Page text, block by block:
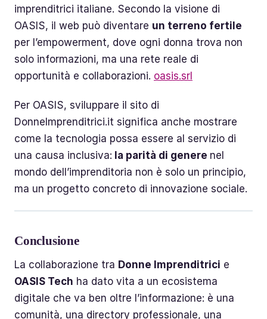
imprenditrici italiane. Secondo la visione di
OASIS, il web può diventare un terreno fertile
per l’empowerment, dove ogni donna trova non
solo informazioni, ma una rete reale di
opportunità e collaborazioni. oasis.srl
Per OASIS, sviluppare il sito di
DonneImprenditrici.it significa anche mostrare
come la tecnologia possa essere al servizio di
una causa inclusiva: la parità di genere nel
mondo dell’imprenditoria non è solo un principio,
ma un progetto concreto di innovazione sociale.
Conclusione
La collaborazione tra Donne Imprenditrici e
OASIS Tech ha dato vita a un ecosistema
digitale che va ben oltre l’informazione: è una
comunità, una directory professionale, una